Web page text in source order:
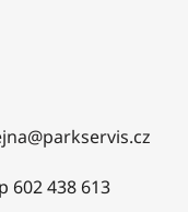
@parkservis.cz
602 438 613